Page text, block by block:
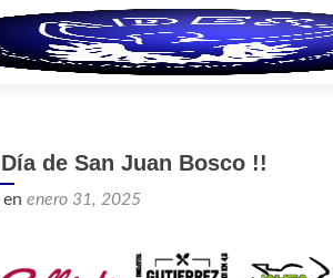
Día de San Juan Bosco !!
enero 31, 2025